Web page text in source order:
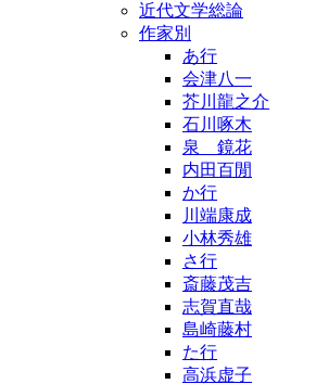
近代文学総論
作家別
あ行
会津八一
芥川龍之介
石川啄木
泉 鏡花
内田百閒
か行
川端康成
小林秀雄
さ行
斎藤茂吉
志賀直哉
島崎藤村
た行
高浜虚子